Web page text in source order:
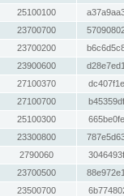
25100100
23700700
23700200
23900600
27100370
27100700
25100300
23300800
2790060
23700500
23500700